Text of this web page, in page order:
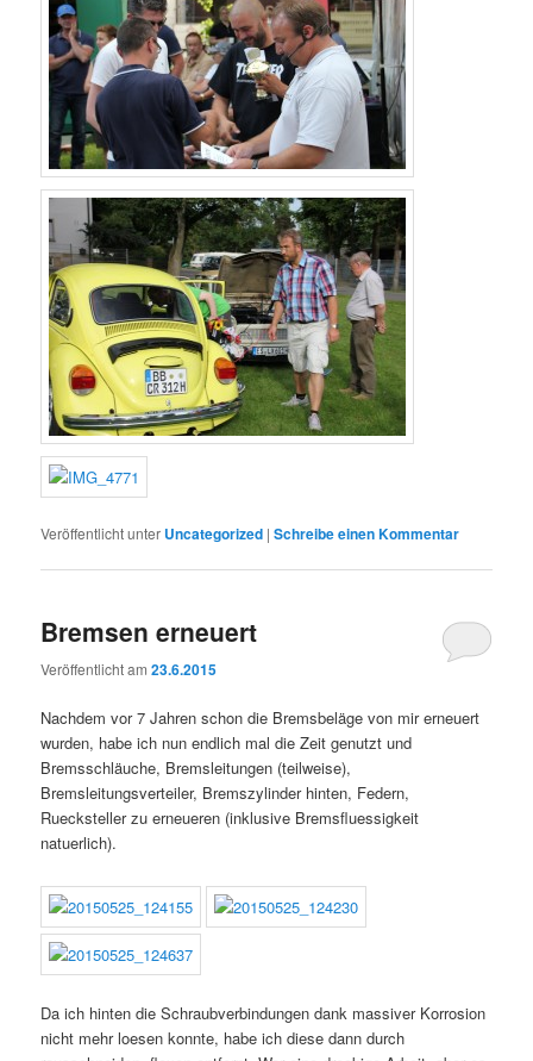
Veröffentlicht unter Uncategorized |Schreibe einen Kommentar
Bremsen erneuert
Veröffentlicht am23.6.2015
Nachdem vor 7 Jahren schon die Bremsbeläge von mir erneuert
wurden, habe ich nun endlich mal die Zeit genutzt und
Bremsschläuche, Bremsleitungen (teilweise),
Bremsleitungsverteiler, Bremszylinder hinten, Federn,
Ruecksteller zu erneueren (inklusive Bremsfluessigkeit
natuerlich).
Da ich hinten die Schraubverbindungen dank massiver Korrosion
nicht mehr loesen konnte, habe ich diese dann durch